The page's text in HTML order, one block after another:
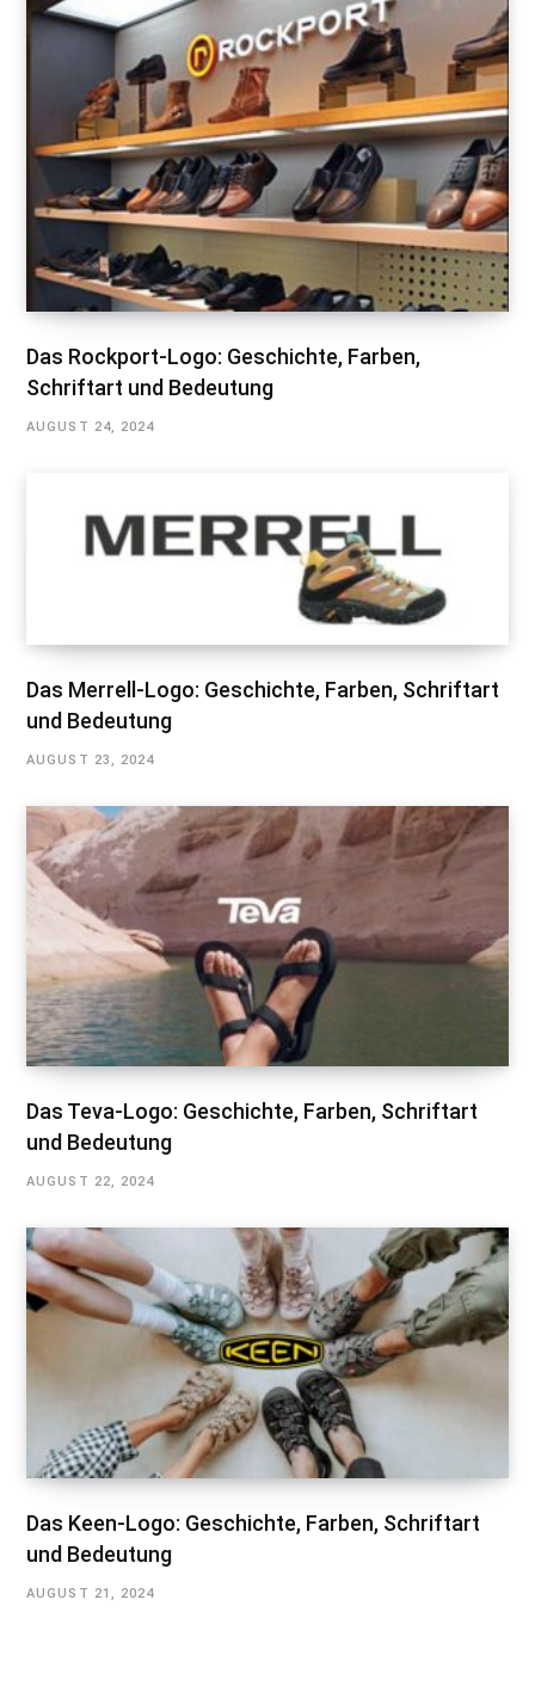
Das Rockport-Logo: Geschichte, Farben,
Schriftart und Bedeutung
AUGUST 24, 2024
Das Merrell-Logo: Geschichte, Farben, Schriftart
und Bedeutung
AUGUST 23, 2024
Das Teva-Logo: Geschichte, Farben, Schriftart
und Bedeutung
AUGUST 22, 2024
Das Keen-Logo: Geschichte, Farben, Schriftart
und Bedeutung
AUGUST 21, 2024